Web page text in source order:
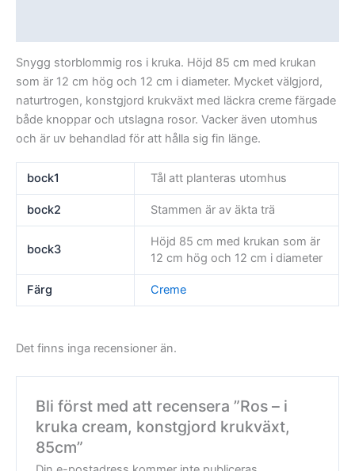
Snygg storblommig ros i kruka. Höjd 85 cm med krukan
som är 12 cm hög och 12 cm i diameter. Mycket välgjord,
naturtrogen, konstgjord krukväxt med läckra creme färgade
både knoppar och utslagna rosor. Vacker även utomhus
och är uv behandlad för att hålla sig fin länge.
bock1 Tål att planteras utomhus
bock2 Stammen är av äkta trä
bock3
Höjd 85 cm med krukan som är
12 cm hög och 12 cm i diameter
Färg Creme
Det finns inga recensioner än.
Bli först med att recensera ”Ros – i
kruka cream, konstgjord krukväxt,
85cm”